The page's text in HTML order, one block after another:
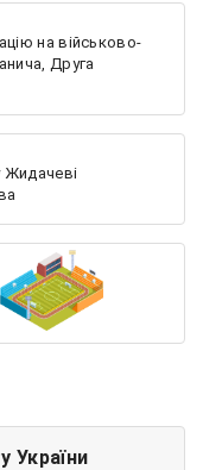
на військово-
Друга
Жидачеві
України